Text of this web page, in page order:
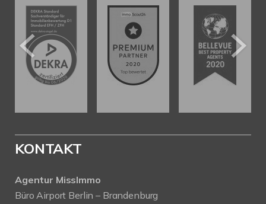
KONTAKT
Agentur MissImmo
Büro Airport Berlin – Brandenburg